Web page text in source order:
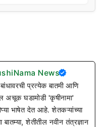
News
प्रत्येक बातमी आणि
अचूक घडामोडी 'कृषीनामा'
भाषेत देत आहे. शेतकऱ्यांच्या
बातम्या, शेतीतील नवीन तंत्रज्ञान